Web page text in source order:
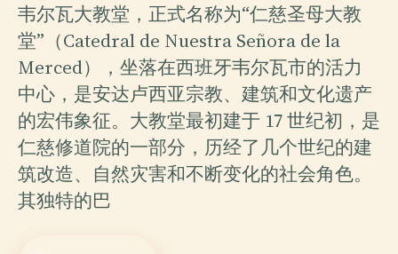
韦尔瓦大教堂，正式名称为“仁慈圣母大教
堂”（Catedral de Nuestra Señora de la
Merced），坐落在西班牙韦尔瓦市的活力
中心，是安达卢西亚宗教、建筑和文化遗产
的宏伟象征。大教堂最初建于 17 世纪初，是
仁慈修道院的一部分，历经了几个世纪的建
筑改造、自然灾害和不断变化的社会角色。
其独特的巴